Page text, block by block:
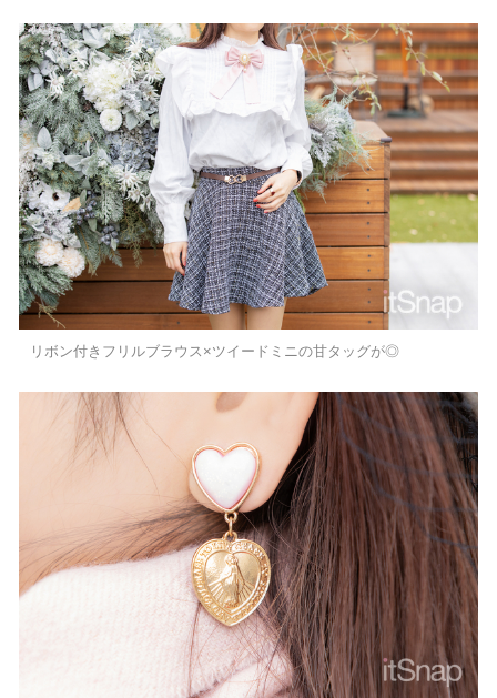
リボン付きフリルブラウス×ツイードミニの甘タッグが◎